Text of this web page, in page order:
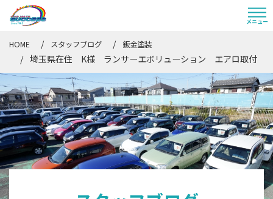
HOME スタッフブログ 鈑金塗装
埼玉県在住 K様 ランサーエボリューション エアロ取付